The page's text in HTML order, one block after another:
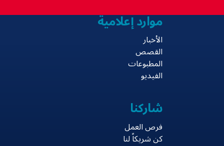
موارد إعلامية
الأخبار
القصص
المطبوعات
الفيديو
شاركنا
فرص العمل
كن شريكاً لنا